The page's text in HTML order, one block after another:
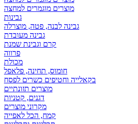
מוצרים מוגמרים למחצה
גבינות
גבינה לבנה, פטה, מוצרלה
גבינה מעובדת
קרם וגבינת שמנת
פרווה
מכולת
חומוס, תחינה, פלאפל
בקאלייה וחטיפים כשרים לפסח
מוצרים תזונתיים
דגנים, קטניות
מקרוני מוצרים
קמח, הכל לאפייה